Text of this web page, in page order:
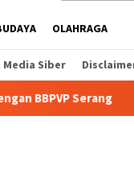
OLAHRAGA
Media Siber
Warga Adukan